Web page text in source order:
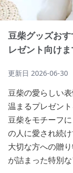
豆柴グッズお
レゼント向け
更新日 2026-06-30
豆柴の愛らしい
温まるプレゼン
豆柴をモチーフ
の人に愛され続け
大切な方への贈
が詰まった特別